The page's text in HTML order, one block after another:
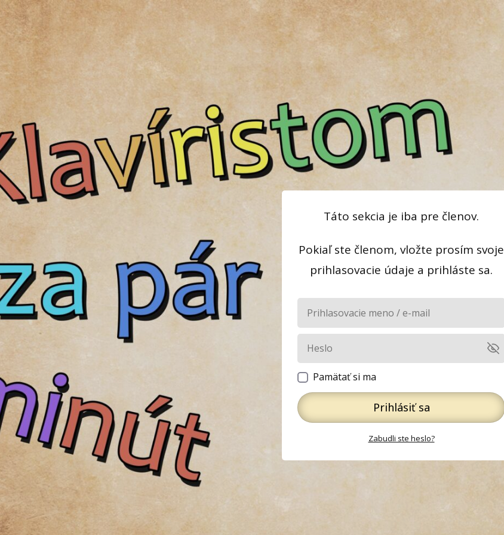
Táto sekcia je iba pre členov.
Pokiaľ ste členom, vložte prosím svoje
prihlasovacie údaje a prihláste sa.
Pamätať si ma
Prihlásiť sa
Zabudli ste heslo?